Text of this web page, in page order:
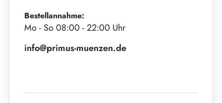
Bestellannahme:
Mo - So 08:00 - 22:00 Uhr
info@primus-muenzen.de